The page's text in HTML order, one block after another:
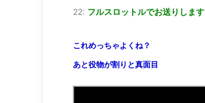
22: フルスロットルでお送りします
これめっちゃよくね？
あと役物が割りと真面目